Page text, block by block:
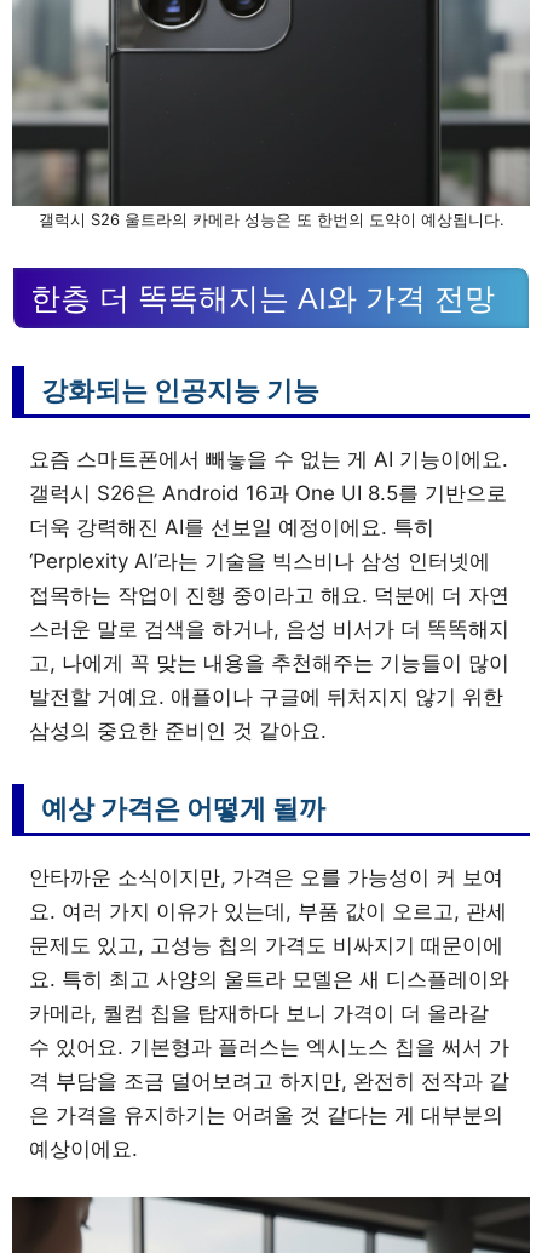
갤럭시 S26 울트라의 카메라 성능은 또 한번의 도약이 예상됩니다.
한층 더 똑똑해지는 AI와 가격 전망
강화되는 인공지능 기능
요즘 스마트폰에서 빼놓을 수 없는 게 AI 기능이에요.
갤럭시 S26은 Android 16과 One UI 8.5를 기반으로
더욱 강력해진 AI를 선보일 예정이에요. 특히
‘Perplexity AI’라는 기술을 빅스비나 삼성 인터넷에
접목하는 작업이 진행 중이라고 해요. 덕분에 더 자연
스러운 말로 검색을 하거나, 음성 비서가 더 똑똑해지
고, 나에게 꼭 맞는 내용을 추천해주는 기능들이 많이
발전할 거예요. 애플이나 구글에 뒤처지지 않기 위한
삼성의 중요한 준비인 것 같아요.
예상 가격은 어떻게 될까
안타까운 소식이지만, 가격은 오를 가능성이 커 보여
요. 여러 가지 이유가 있는데, 부품 값이 오르고, 관세
문제도 있고, 고성능 칩의 가격도 비싸지기 때문이에
요. 특히 최고 사양의 울트라 모델은 새 디스플레이와
카메라, 퀄컴 칩을 탑재하다 보니 가격이 더 올라갈
수 있어요. 기본형과 플러스는 엑시노스 칩을 써서 가
격 부담을 조금 덜어보려고 하지만, 완전히 전작과 같
은 가격을 유지하기는 어려울 것 같다는 게 대부분의
예상이에요.